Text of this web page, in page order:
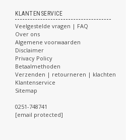
KLANTENSERVICE
Veelgestelde vragen | FAQ
Over ons
Algemene voorwaarden
Disclaimer
Privacy Policy
Betaalmethoden
Verzenden | retourneren | klachten
Klantenservice
Sitemap
0251-748741
[email protected]